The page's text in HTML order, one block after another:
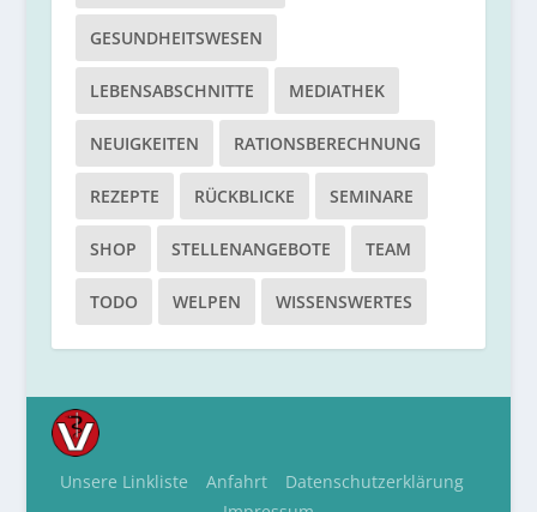
GESUNDHEITSWESEN
LEBENSABSCHNITTE MEDIATHEK
NEUIGKEITEN RATIONSBERECHNUNG
REZEPTE RÜCKBLICKE SEMINARE
SHOP STELLENANGEBOTE TEAM
TODO WELPEN WISSENSWERTES
Unsere Linkliste Anfahrt
Datenschutzerklärung